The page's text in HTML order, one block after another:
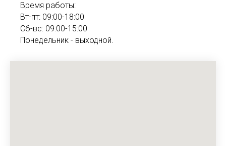
Время работы:
Вт-пт: 09:00-18:00
Сб-вс: 09:00-15:00
Понедельник - выходной.